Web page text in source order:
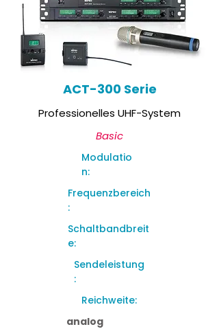
ACT-300 Serie
Professionelles UHF-System
Basic
Modulatio
n:
Frequenzbereich
:
Schaltbandbreit
e:
Sendeleistung
:
Reichweite:
analog